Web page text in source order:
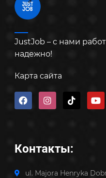
JustJob – с нами
надежно!
Карта сайта
Контакты:
ul. Majora Henryka